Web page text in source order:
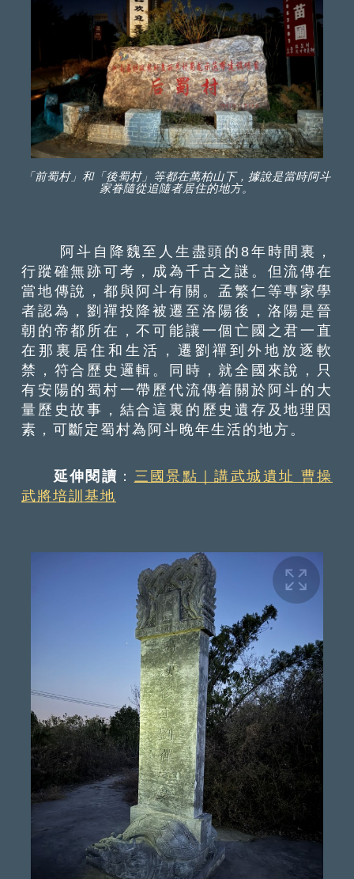
「前蜀村」和「後蜀村」等都在萬柏山下，據說是當時阿斗
家眷隨從追隨者居住的地方。
阿斗自降魏至人生盡頭的8年時間裏，
行蹤確無跡可考，成為千古之謎。但流傳在
當地傳說，都與阿斗有關。孟繁仁等專家學
者認為，劉禪投降被遷至洛陽後，洛陽是晉
朝的帝都所在，不可能讓一個亡國之君一直
在那裏居住和生活，遷劉禪到外地放逐軟
禁，符合歷史邏輯。同時，就全國來說，只
有安陽的蜀村一帶歷代流傳着關於阿斗的大
量歷史故事，結合這裏的歷史遺存及地理因
素，可斷定蜀村為阿斗晚年生活的地方。
延伸閱讀 ： 三國景點｜講武城遺址 曹操
武將培訓基地